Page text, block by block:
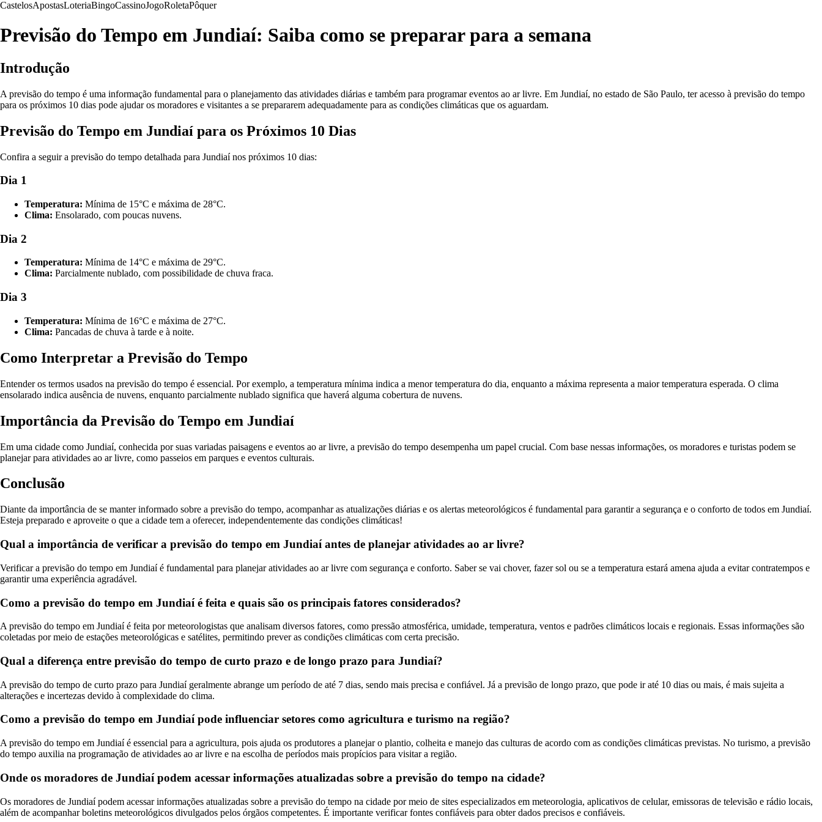
CastelosApostasLoteriaBingoCassinoJogoRoletaPôquer
Previsão do Tempo em Jundiaí: Saiba como se preparar para a semana
Introdução
A previsão do tempo é uma informação fundamental para o planejamento das atividades diárias e também para programar eventos ao ar livre. Em Jundiaí, no estado de São Paulo, ter acesso à previsão do tempo
para os próximos 10 dias pode ajudar os moradores e visitantes a se prepararem adequadamente para as condições climáticas que os aguardam.
Previsão do Tempo em Jundiaí para os Próximos 10 Dias
Confira a seguir a previsão do tempo detalhada para Jundiaí nos próximos 10 dias:
Dia 1
Temperatura: Mínima de 15°C e máxima de 28°C.
Clima: Ensolarado, com poucas nuvens.
Dia 2
Temperatura: Mínima de 14°C e máxima de 29°C.
Clima: Parcialmente nublado, com possibilidade de chuva fraca.
Dia 3
Temperatura: Mínima de 16°C e máxima de 27°C.
Clima: Pancadas de chuva à tarde e à noite.
Como Interpretar a Previsão do Tempo
Entender os termos usados na previsão do tempo é essencial. Por exemplo, a temperatura mínima indica a menor temperatura do dia, enquanto a máxima representa a maior temperatura esperada. O clima
ensolarado indica ausência de nuvens, enquanto parcialmente nublado significa que haverá alguma cobertura de nuvens.
Importância da Previsão do Tempo em Jundiaí
Em uma cidade como Jundiaí, conhecida por suas variadas paisagens e eventos ao ar livre, a previsão do tempo desempenha um papel crucial. Com base nessas informações, os moradores e turistas podem se
planejar para atividades ao ar livre, como passeios em parques e eventos culturais.
Conclusão
Diante da importância de se manter informado sobre a previsão do tempo, acompanhar as atualizações diárias e os alertas meteorológicos é fundamental para garantir a segurança e o conforto de todos em Jundiaí.
Esteja preparado e aproveite o que a cidade tem a oferecer, independentemente das condições climáticas!
Qual a importância de verificar a previsão do tempo em Jundiaí antes de planejar atividades ao ar livre?
Verificar a previsão do tempo em Jundiaí é fundamental para planejar atividades ao ar livre com segurança e conforto. Saber se vai chover, fazer sol ou se a temperatura estará amena ajuda a evitar contratempos e
garantir uma experiência agradável.
Como a previsão do tempo em Jundiaí é feita e quais são os principais fatores considerados?
A previsão do tempo em Jundiaí é feita por meteorologistas que analisam diversos fatores, como pressão atmosférica, umidade, temperatura, ventos e padrões climáticos locais e regionais. Essas informações são
coletadas por meio de estações meteorológicas e satélites, permitindo prever as condições climáticas com certa precisão.
Qual a diferença entre previsão do tempo de curto prazo e de longo prazo para Jundiaí?
A previsão do tempo de curto prazo para Jundiaí geralmente abrange um período de até 7 dias, sendo mais precisa e confiável. Já a previsão de longo prazo, que pode ir até 10 dias ou mais, é mais sujeita a
alterações e incertezas devido à complexidade do clima.
Como a previsão do tempo em Jundiaí pode influenciar setores como agricultura e turismo na região?
A previsão do tempo em Jundiaí é essencial para a agricultura, pois ajuda os produtores a planejar o plantio, colheita e manejo das culturas de acordo com as condições climáticas previstas. No turismo, a previsão
do tempo auxilia na programação de atividades ao ar livre e na escolha de períodos mais propícios para visitar a região.
Onde os moradores de Jundiaí podem acessar informações atualizadas sobre a previsão do tempo na cidade?
Os moradores de Jundiaí podem acessar informações atualizadas sobre a previsão do tempo na cidade por meio de sites especializados em meteorologia, aplicativos de celular, emissoras de televisão e rádio locais,
além de acompanhar boletins meteorológicos divulgados pelos órgãos competentes. É importante verificar fontes confiáveis para obter dados precisos e confiáveis.